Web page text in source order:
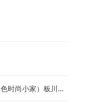
万网购装出精致家 现代...